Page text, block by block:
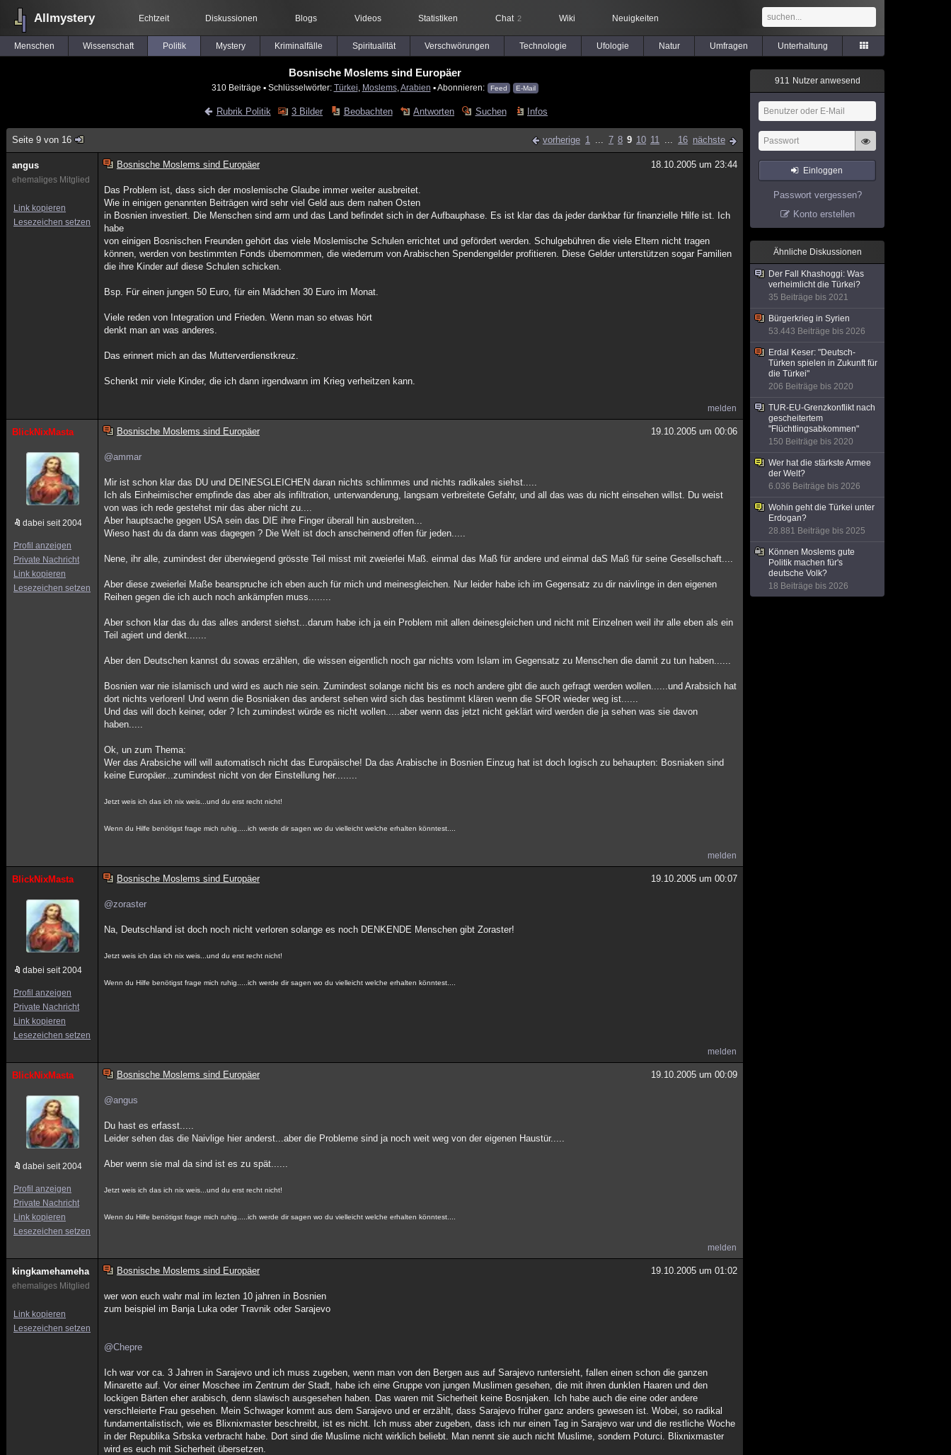
Allmystery Echtzeit Diskussionen Blogs Videos Statistiken Chat 2 Wiki Neuigkeiten
Menschen Wissenschaft Politik Mystery Kriminalfälle Spiritualität Verschwörungen Technologie Ufologie Natur Umfragen Unterhaltung
Bosnische Moslems sind Europäer
310 Beiträge ▪ Schlüsselwörter: Türkei Moslems, Arabien ▪ Abonnieren: Feed E-Mail
Rubrik Politik 3 Bilder Beobachten Antworten Suchen Infos
Seite 9 von 16 vorherige 1 ... 7 8 9 10 11 ... 16 nächste
angus
ehemaliges Mitglied
Link kopieren
Lesezeichen setzen
Bosnische Moslems sind Europäer 18.10.2005 um 23:44
Das Problem ist, dass sich der moslemische Glaube immer weiter ausbreitet.
Wie in einigen genannten Beiträgen wird sehr viel Geld aus dem nahen Osten
in Bosnien investiert. Die Menschen sind arm und das Land befindet sich in der Aufbauphase. Es ist klar das da jeder dankbar für finanzielle Hilfe ist. Ich
habe
von einigen Bosnischen Freunden gehört das viele Moslemische Schulen errichtet und gefördert werden. Schulgebühren die viele Eltern nicht tragen
können, werden von bestimmten Fonds übernommen, die wiederrum von Arabischen Spendengelder profitieren. Diese Gelder unterstützen sogar Familien
die ihre Kinder auf diese Schulen schicken.
Bsp. Für einen jungen 50 Euro, für ein Mädchen 30 Euro im Monat.
Viele reden von Integration und Frieden. Wenn man so etwas hört
denkt man an was anderes.
Das erinnert mich an das Mutterverdienstkreuz.
Schenkt mir viele Kinder, die ich dann irgendwann im Krieg verheitzen kann.
melden
BlickNixMasta
dabei seit 2004
Profil anzeigen
Private Nachricht
Link kopieren
Lesezeichen setzen
Bosnische Moslems sind Europäer 19.10.2005 um 00:06
@ammar
Mir ist schon klar das DU und DEINESGLEICHEN daran nichts schlimmes und nichts radikales siehst.....
Ich als Einheimischer empfinde das aber als infiltration, unterwanderung, langsam verbreitete Gefahr, und all das was du nicht einsehen willst. Du weist
von was ich rede gestehst mir das aber nicht zu....
Aber hauptsache gegen USA sein das DIE ihre Finger überall hin ausbreiten...
Wieso hast du da dann was dagegen ? Die Welt ist doch anscheinend offen für jeden.....
Nene, ihr alle, zumindest der überwiegend grösste Teil misst mit zweierlei Maß. einmal das Maß für andere und einmal daS Maß für seine Gesellschaft....
Aber diese zweierlei Maße beanspruche ich eben auch für mich und meinesgleichen. Nur leider habe ich im Gegensatz zu dir naivlinge in den eigenen
Reihen gegen die ich auch noch ankämpfen muss........
Aber schon klar das du das alles anderst siehst...darum habe ich ja ein Problem mit allen deinesgleichen und nicht mit Einzelnen weil ihr alle eben als ein
Teil agiert und denkt.......
Aber den Deutschen kannst du sowas erzählen, die wissen eigentlich noch gar nichts vom Islam im Gegensatz zu Menschen die damit zu tun haben......
Bosnien war nie islamisch und wird es auch nie sein. Zumindest solange nicht bis es noch andere gibt die auch gefragt werden wollen......und Arabsich hat
dort nichts verloren! Und wenn die Bosniaken das anderst sehen wird sich das bestimmt klären wenn die SFOR wieder weg ist......
Und das will doch keiner, oder ? Ich zumindest würde es nicht wollen.....aber wenn das jetzt nicht geklärt wird werden die ja sehen was sie davon
haben.....
Ok, un zum Thema:
Wer das Arabsiche will will automatisch nicht das Europäische! Da das Arabische in Bosnien Einzug hat ist doch logisch zu behaupten: Bosniaken sind
keine Europäer...zumindest nicht von der Einstellung her........
Jetzt weis ich das ich nix weis...und du erst recht nicht!
Wenn du Hilfe benötigst frage mich ruhig.....ich werde dir sagen wo du vielleicht welche erhalten könntest....
melden
BlickNixMasta
dabei seit 2004
Profil anzeigen
Private Nachricht
Link kopieren
Lesezeichen setzen
Bosnische Moslems sind Europäer 19.10.2005 um 00:07
@zoraster
Na, Deutschland ist doch noch nicht verloren solange es noch DENKENDE Menschen gibt Zoraster!
Jetzt weis ich das ich nix weis...und du erst recht nicht!
Wenn du Hilfe benötigst frage mich ruhig.....ich werde dir sagen wo du vielleicht welche erhalten könntest....
melden
BlickNixMasta
dabei seit 2004
Profil anzeigen
Private Nachricht
Link kopieren
Lesezeichen setzen
Bosnische Moslems sind Europäer 19.10.2005 um 00:09
@angus
Du hast es erfasst.....
Leider sehen das die Naivlige hier anderst...aber die Probleme sind ja noch weit weg von der eigenen Haustür.....
Aber wenn sie mal da sind ist es zu spät......
Jetzt weis ich das ich nix weis...und du erst recht nicht!
Wenn du Hilfe benötigst frage mich ruhig.....ich werde dir sagen wo du vielleicht welche erhalten könntest....
melden
kingkamehameha
ehemaliges Mitglied
Link kopieren
Lesezeichen setzen
Bosnische Moslems sind Europäer 19.10.2005 um 01:02
wer won euch wahr mal im lezten 10 jahren in Bosnien
zum beispiel im Banja Luka oder Travnik oder Sarajevo
@Chepre
Ich war vor ca. 3 Jahren in Sarajevo und ich muss zugeben, wenn man von den Bergen aus auf Sarajevo runtersieht, fallen einen schon die ganzen
Minarette auf. Vor einer Moschee im Zentrum der Stadt, habe ich eine Gruppe von jungen Muslimen gesehen, die mit ihren dunklen Haaren und den
lockigen Bärten eher arabisch, denn slawisch ausgesehen haben. Das waren mit Sicherheit keine Bosnjaken. Ich habe auch die eine oder andere
verschleierte Frau gesehen. Mein Schwager kommt aus dem Sarajevo und er erzählt, dass Sarajevo früher ganz anders gewesen ist. Wobei, so radikal
fundamentalistisch, wie es Blixnixmaster beschreibt, ist es nicht. Ich muss aber zugeben, dass ich nur einen Tag in Sarajevo war und die restliche Woche
in der Republika Srbska verbracht habe. Dort sind die Muslime nicht wirklich beliebt. Man nennt sie auch nicht Muslime, sondern Poturci. Blixnixmaster
wird es euch mit Sicherheit übersetzen.
911 Nutzer anwesend
Einloggen
Passwort vergessen?
Konto erstellen
Ähnliche Diskussionen
Der Fall Khashoggi: Was
verheimlicht die Türkei?
35 Beiträge bis 2021
Bürgerkrieg in Syrien
53.443 Beiträge bis 2026
Erdal Keser: "Deutsch-
Türken spielen in Zukunft für
die Türkei"
206 Beiträge bis 2020
TUR-EU-Grenzkonflikt nach
gescheitertem
"Flüchtlingsabkommen"
150 Beiträge bis 2020
Wer hat die stärkste Armee
der Welt?
6.036 Beiträge bis 2026
Wohin geht die Türkei unter
Erdogan?
28.881 Beiträge bis 2025
Können Moslems gute
Politik machen für's
deutsche Volk?
18 Beiträge bis 2026